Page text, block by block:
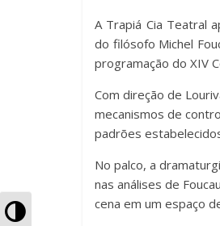
A
c
e
b
o
o
k
tt
er
at
s
A
p
p
A Trapiá Cia Teatral
do filósofo Michel
programação do XIV
Com direção de
mecanismos de
padrões
No palco, a
nas análises de
cena em um espaço